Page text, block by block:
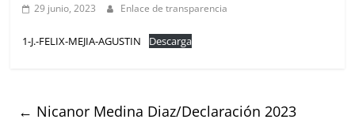
29 junio, 2023 Enlace de transparencia
1-J.-FELIX-MEJIA-AGUSTIN Descarga
← Nicanor Medina Diaz/Declaración 2023